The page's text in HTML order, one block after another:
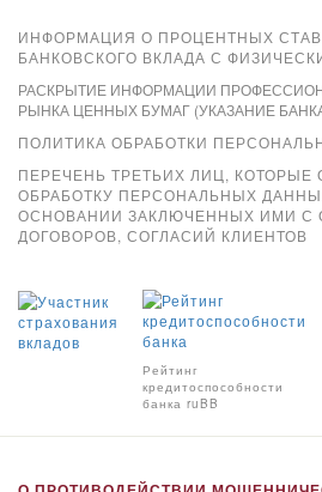
ИНФОРМАЦИЯ О ПРОЦЕНТНЫХ
БАНКОВСКОГО ВКЛАДА С
РАСКРЫТИЕ ИНФОРМАЦИИ
РЫНКА ЦЕННЫХ БУМАГ (УКАЗАНИЕ
ПОЛИТИКА ОБРАБОТКИ
ПЕРЕЧЕНЬ ТРЕТЬИХ ЛИЦ,
ОБРАБОТКУ ПЕРСОНАЛЬНЫХ
ОСНОВАНИИ ЗАКЛЮЧЕННЫХ ИМИ С
ДОГОВОРОВ, СОГЛАСИЙ КЛИЕНТОВ
Рейтинг
кредитоспособности
банка ruBB